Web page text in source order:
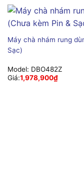
Máy chà nhám rung
Sạc)
Model: DBO482Z
Giá:1,978,900₫